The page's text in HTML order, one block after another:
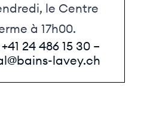
le Centre
à 17h00.
+41 24 486 15 30 –
lavey.ch